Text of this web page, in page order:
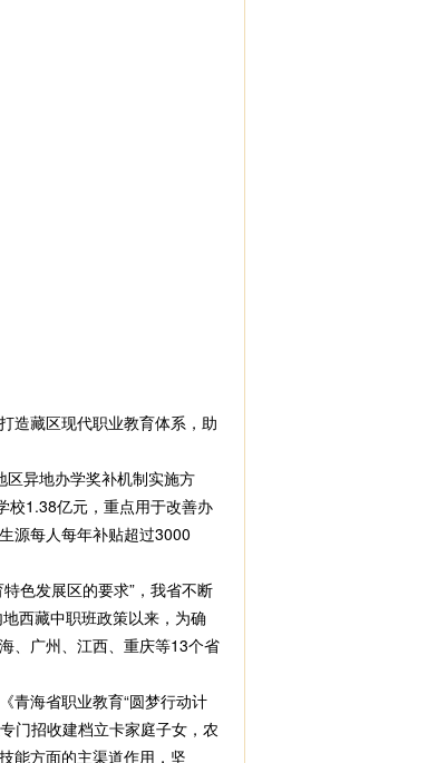
造藏区现代职业教育体系，助
异地办学奖补机制实施方
校1.38亿元，重点用于改善办
源每人每年补贴超过3000
色发展区的要求”，我省不断
西藏中职班政策以来，为确
、广州、江西、重庆等13个省
海省职业教育“圆梦行动计
门招收建档立卡家庭子女，农
能方面的主渠道作用，坚